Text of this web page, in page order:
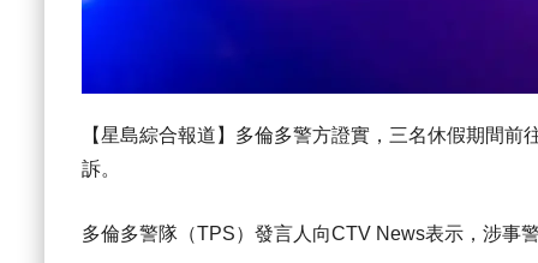
【星島綜合報道】多倫多警方證實，三名休假期間
訴。
多倫多警隊（TPS）發言人向CTV News表示，涉事